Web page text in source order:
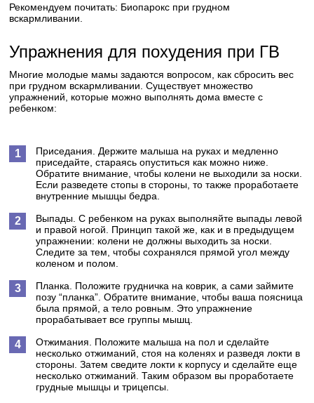
Рекомендуем почитать: Биопарокс при грудном
вскармливании.
Упражнения для похудения при ГВ
Многие молодые мамы задаются вопросом, как сбросить вес
при грудном вскармливании. Существует множество
упражнений, которые можно выполнять дома вместе с
ребенком:
Приседания. Держите малыша на руках и медленно
приседайте, стараясь опуститься как можно ниже.
Обратите внимание, чтобы колени не выходили за носки.
Если разведете стопы в стороны, то также проработаете
внутренние мышцы бедра.
Выпады. С ребенком на руках выполняйте выпады левой
и правой ногой. Принцип такой же, как и в предыдущем
упражнении: колени не должны выходить за носки.
Следите за тем, чтобы сохранялся прямой угол между
коленом и полом.
Планка. Положите грудничка на коврик, а сами займите
позу “планка”. Обратите внимание, чтобы ваша поясница
была прямой, а тело ровным. Это упражнение
прорабатывает все группы мышц.
Отжимания. Положите малыша на пол и сделайте
несколько отжиманий, стоя на коленях и разведя локти в
стороны. Затем сведите локти к корпусу и сделайте еще
несколько отжиманий. Таким образом вы проработаете
грудные мышцы и трицепсы.